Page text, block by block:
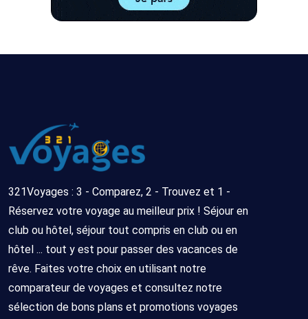
321Voyages : 3 - Comparez, 2 - Trouvez et 1 -
Réservez votre voyage au meilleur prix ! Séjour en
club ou hôtel, séjour tout compris en club ou en
hôtel ... tout y est pour passer des vacances de
rêve. Faites votre choix en utilisant notre
comparateur de voyages et consultez notre
sélection de bons plans et promotions voyages